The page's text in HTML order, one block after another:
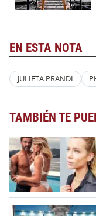
EN ESTA NOTA
JULIETA PRANDI
TAMBIÉN TE